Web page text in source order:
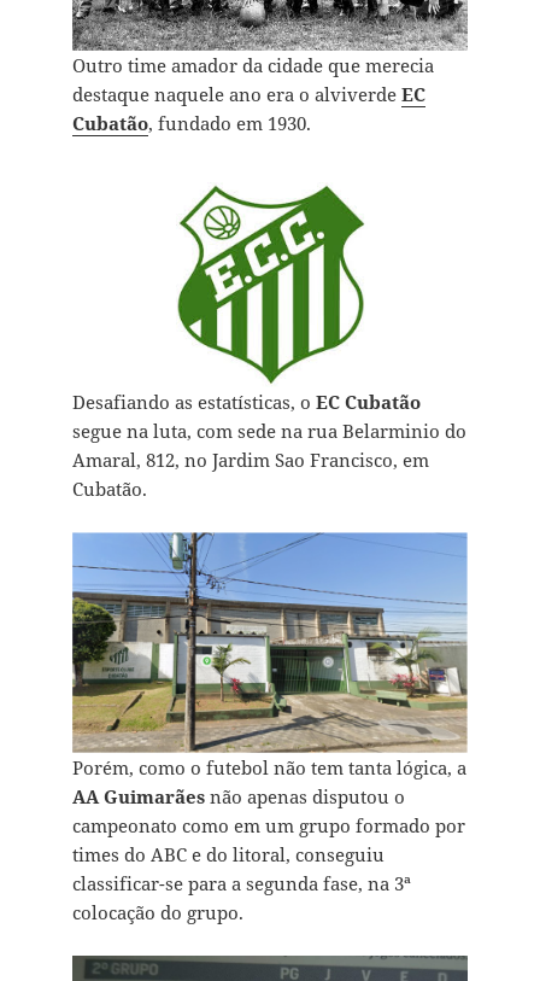
Outro time amador da cidade que merecia
destaque naquele ano era o alviverde EC
Cubatão, fundado em 1930.
Desafiando as estatísticas, o EC Cubatão
segue na luta, com sede na rua Belarminio do
Amaral, 812, no Jardim Sao Francisco, em
Cubatão.
Porém, como o futebol não tem tanta lógica, a
AA Guimarães não apenas disputou o
campeonato como em um grupo formado por
times do ABC e do litoral, conseguiu
classificar-se para a segunda fase, na 3ª
colocação do grupo.